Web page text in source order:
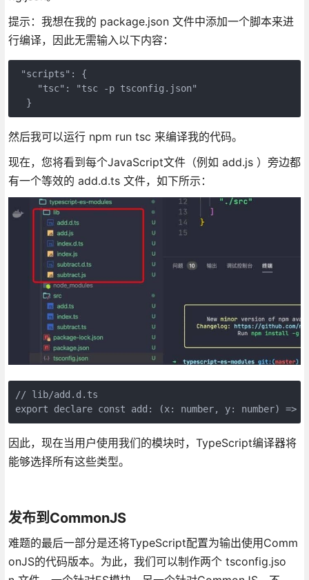
提示：我想在我的 package.json 文件中添加一个脚本来进
行编译，因此无需输入以下内容：
"scripts": {
    "tsc": "tsc -p tsconfig.json"
  }
然后我可以运行 npm run tsc 来编译我的代码。
现在，您将看到每个JavaScript文件（例如 add.js ）旁边都
有一个等效的 add.d.ts 文件，如下所示：
// lib/add.d.ts
export declare const add: (x: number, y: number) =>
因此，现在当用户使用我们的模块时，TypeScript编译器将
能够选择所有这些类型。
发布到CommonJS
难题的最后一部分是还将TypeScript配置为输出使用Comm
onJS的代码版本。为此，我们可以制作两个 tsconfig.jso